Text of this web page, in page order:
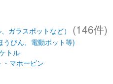
ガラスポットなど） (146件)
うびん、電動ポット等)
トル
マホービン